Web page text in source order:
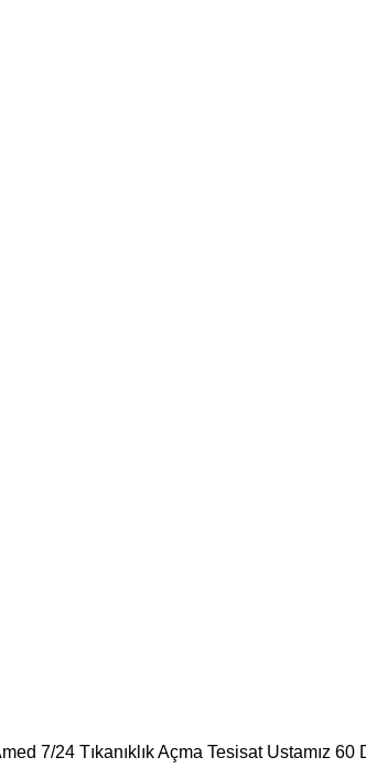
7/24 Tıkanıklık Açma Tesisat Ustamız 60